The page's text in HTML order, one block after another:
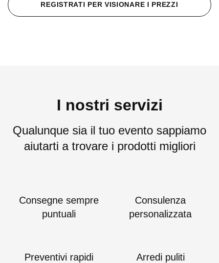
REGISTRATI PER VISIONARE I PREZZI
I nostri servizi
Qualunque sia il tuo evento sappiamo
aiutarti a trovare i prodotti migliori
Consegne sempre
puntuali
Consulenza
personalizzata
Preventivi rapidi
Arredi puliti